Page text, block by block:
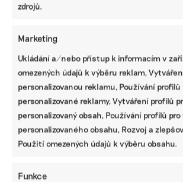
zdrojů.
Marketing
Ukládání a/nebo přístup k informacím v
omezených údajů k výběru reklam,
personalizovanou reklamu, Používání profilů
personalizované reklamy, Vytváření profilů
personalizovaný obsah, Používání profilů
personalizovaného obsahu, Rozvoj a
Použití omezených údajů k výběru obsahu.
Funkce
Přispějte na vznik obsahu.